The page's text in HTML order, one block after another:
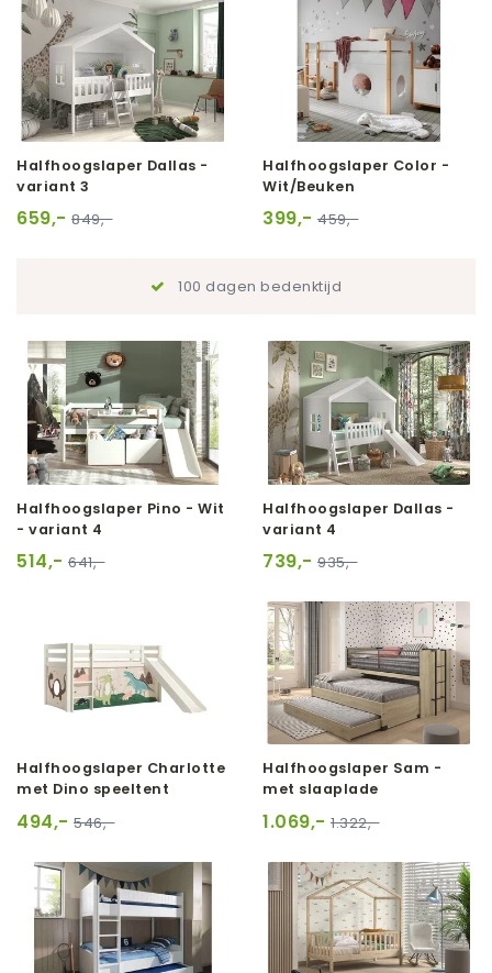
Halfhoogslaper Dallas -
variant 3
659,- 849,-
Halfhoogslaper Color -
Wit/Beuken
399,- 459,-
100 dagen bedenktijd
Halfhoogslaper Pino - Wit
- variant 4
514,- 641,-
Halfhoogslaper Dallas -
variant 4
739,- 935,-
Halfhoogslaper Charlotte
met Dino speeltent
494,- 546,-
Halfhoogslaper Sam -
met slaaplade
1.069,- 1.322,-